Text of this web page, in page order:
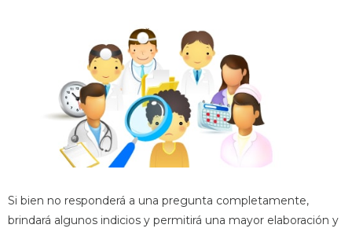
Si bien no responderá a una pregunta completamente,
brindará algunos indicios y permitirá una mayor elaboración y